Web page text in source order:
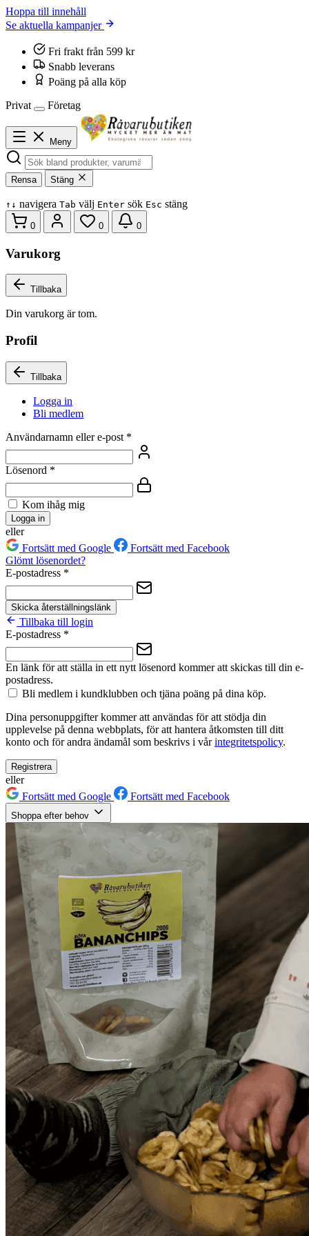
Hoppa till innehåll
Se aktuella kampanjer
Fri frakt från 599 kr
Snabb leverans
Poäng på alla köp
Privat
Företag
Meny
Rensa Stäng
↑ ↓ navigera Tab välj Enter sök Esc stäng
0 0 0
Varukorg
Tillbaka
Din varukorg är tom.
Profil
Tillbaka
Logga in
Bli medlem
Användarnamn eller e-post *
Lösenord *
Kom ihåg mig
Logga in
eller
Fortsätt med Google
Fortsätt med Facebook
Glömt lösenordet?
E-postadress *
Skicka återställningslänk
Tillbaka till login
E-postadress *
En länk för att ställa in ett nytt lösenord kommer att skickas till din e-
postadress.
Bli medlem i kundklubben och tjäna poäng på dina köp.
Dina personuppgifter kommer att användas för att stödja din
upplevelse på denna webbplats, för att hantera åtkomsten till ditt
konto och för andra ändamål som beskrivs i vårintegritetspolicy.
Registrera
eller
Fortsätt med Google
Fortsätt med Facebook
Shoppa efter behov